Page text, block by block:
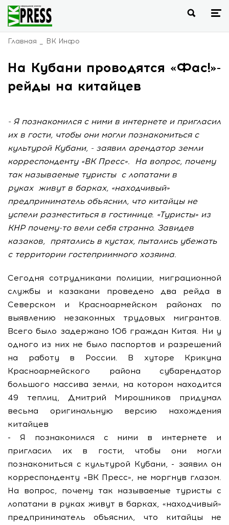
Главная ВК Инфо
На Кубани проводятся «Фас!»-
рейды на китайцев
- Я познакомился с ними в интернете и пригласил
их в гости, чтобы они могли познакомиться с
культурой Кубани, - заявил арендатор земли
корреспонденту «ВК Пресс». На вопрос, почему
так называемые туристы с лопатами в
руках живут в барках, «находчивый»
предприниматель объяснил, что китайцы не
успели разместиться в гостинице. «Туристы» из
КНР почему-то вели себя странно. Завидев
казаков, прятались в кустах, пытались убежать
с территории гостеприимного хозяина.
Сегодня сотрудниками полиции, миграционной
службы и казаками проведено два рейда в
Северском и Красноармейском районах по
выявлению незаконных трудовых мигрантов.
Всего было задержано 106 граждан Китая. Ни у
одного из них не было паспортов и разрешений
на работу в России. В хуторе Крикуна
Красноармейского района субарендатор
большого массива земли, на котором находится
49 теплиц, Дмитрий Мирошников придумал
весьма оригинальную версию нахождения
китайцев
- Я познакомился с ними в интернете и
пригласил их в гости, чтобы они могли
познакомиться с культурой Кубани, - заявил он
корреспонденту «ВК Пресс», не моргнув глазом.
На вопрос, почему так называемые туристы с
лопатами в руках живут в барках, «находчивый»
предприниматель объяснил, что китайцы не